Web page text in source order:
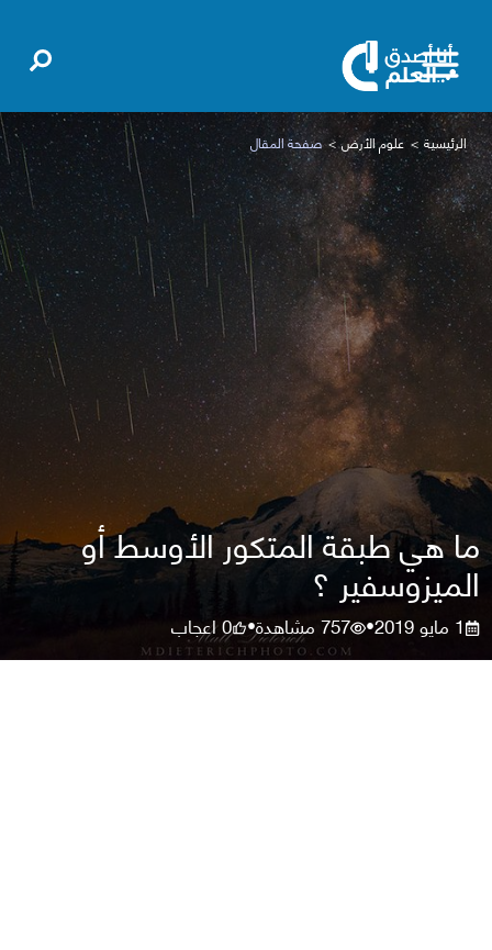
الرئيسية علوم الأرض صفحة المقال
ما هي طبقة المتكور الأوسط أو
الميزوسفير ؟
1 مايو 2019 •
757مشاهدة•
0اعجاب